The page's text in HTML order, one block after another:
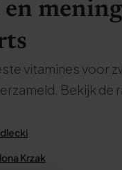
vitamines voor
Bekijk de
Krzak